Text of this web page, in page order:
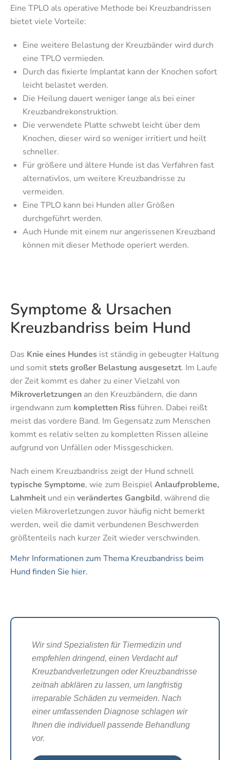
Eine TPLO als operative Methode bei Kreuzbandrissen
bietet viele Vorteile:
Eine weitere Belastung der Kreuzbänder wird durch
eine TPLO vermieden.
Durch das fixierte Implantat kann der Knochen sofort
leicht belastet werden.
Die Heilung dauert weniger lange als bei einer
Kreuzbandrekonstruktion.
Die verwendete Platte schwebt leicht über dem
Knochen, dieser wird so weniger irritiert und heilt
schneller.
Für größere und ältere Hunde ist das Verfahren fast
alternativlos, um weitere Kreuzbandrisse zu
vermeiden.
Eine TPLO kann bei Hunden aller Größen
durchgeführt werden.
Auch Hunde mit einem nur angerissenen Kreuzband
können mit dieser Methode operiert werden.
Symptome & Ursachen
Kreuzbandriss beim Hund
Das Knie eines Hundes ist ständig in gebeugter Haltung
und somitstets großer Belastung ausgesetzt. Im Laufe
der Zeit kommt es daher zu einer Vielzahl von
Mikroverletzungen an den Kreuzbändern, die dann
irgendwann zum kompletten Rissführen. Dabei reißt
meist das vordere Band. Im Gegensatz zum Menschen
kommt es relativ selten zu kompletten Rissen alleine
aufgrund von Unfällen oder Missgeschicken.
Nach einem Kreuzbandriss zeigt der Hund schnell
typische Symptome, wie zum BeispielAnlaufprobleme,
Lahmheit und ein verändertes Gangbild, während die
vielen Mikroverletzungen zuvor häufig nicht bemerkt
werden, weil die damit verbundenen Beschwerden
größtenteils nach kurzer Zeit wieder verschwinden.
Mehr Informationen zum Thema Kreuzbandriss beim
Hund finden Sie hier.
Wir sind Spezialisten für Tiermedizin und
empfehlen dringend, einen Verdacht auf
Kreuzbandverletzungen oder Kreuzbandrisse
zeitnah abklären zu lassen, um langfristig
irreparable Schäden zu vermeiden. Nach
einer umfassenden Diagnose schlagen wir
Ihnen die individuell passende Behandlung
vor.